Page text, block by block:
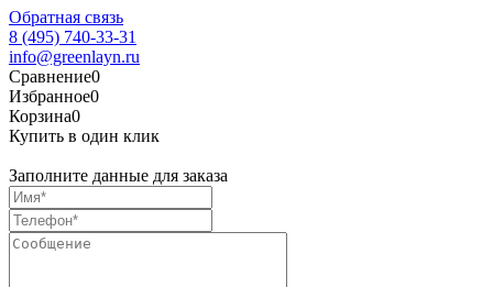
Обратная связь
8 (495) 740-33-31
info@greenlayn.ru
Сравнение0
Избранное0
Корзина0
Купить в один клик
Заполните данные для заказа